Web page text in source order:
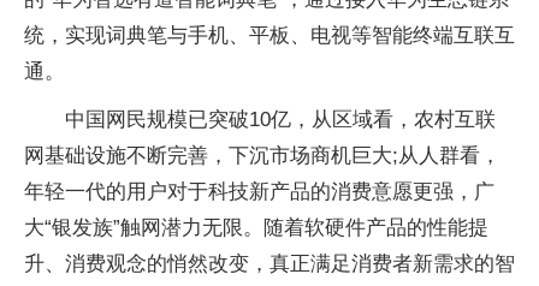
统，实现词典笔与手机、平板、电视等智能终端互联互
通。
中国网民规模已突破10亿，从区域看，农村互联
网基础设施不断完善，下沉市场商机巨大;从人群看，
年轻一代的用户对于科技新产品的消费意愿更强，广
大“银发族”触网潜力无限。随着软硬件产品的性能提
升、消费观念的悄然改变，真正满足消费者新需求的智